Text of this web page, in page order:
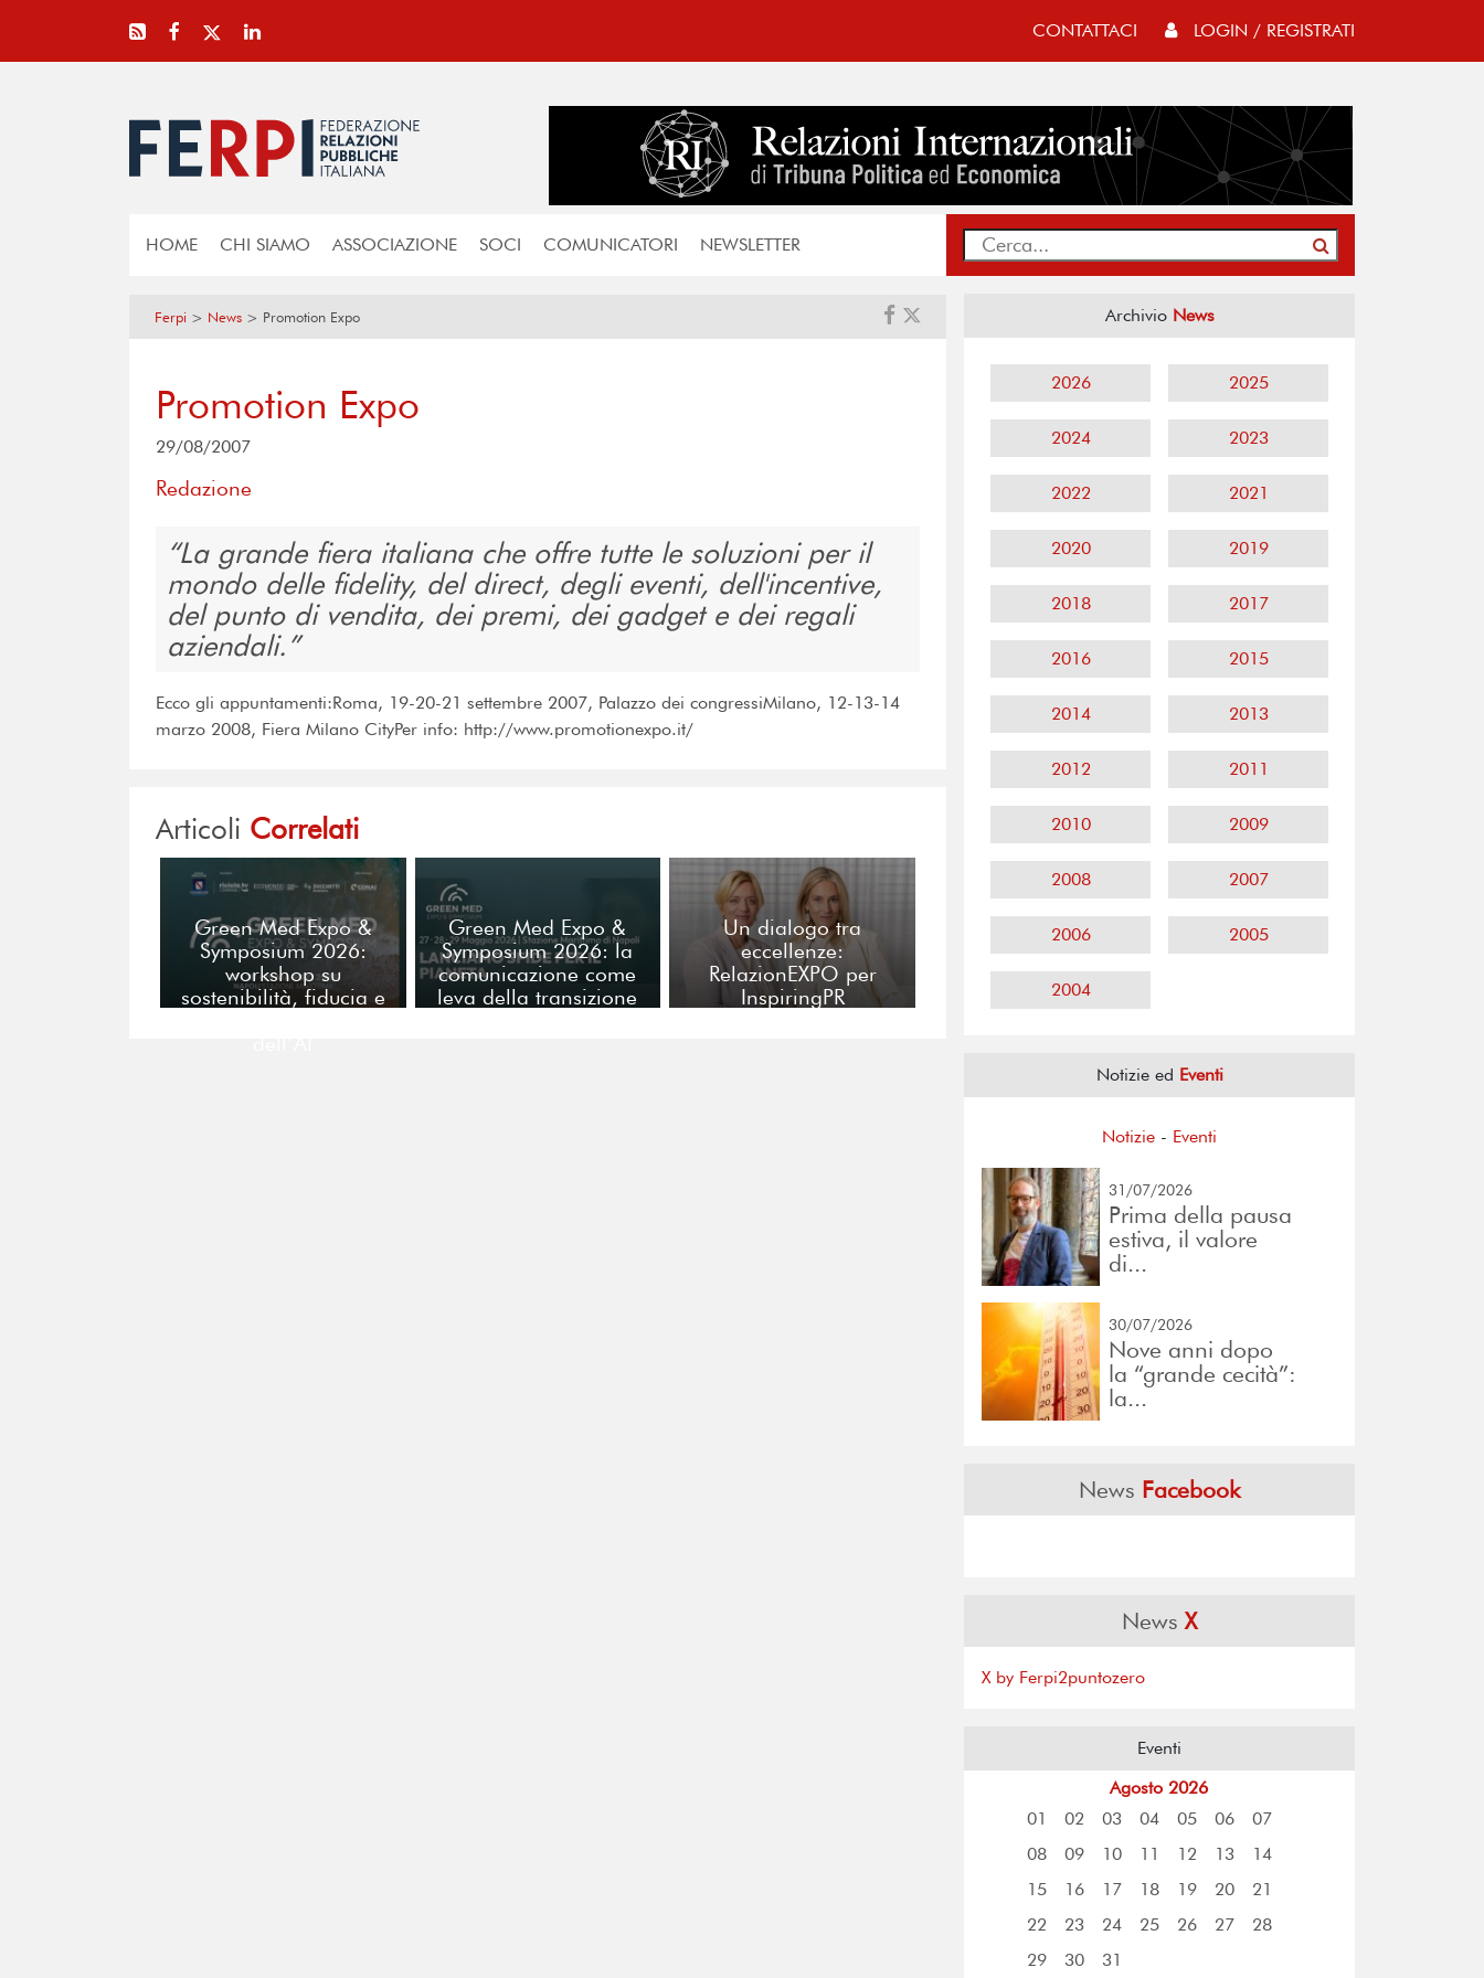
CONTATTACI LOGIN / REGISTRATI
HOME CHI SIAMO ASSOCIAZIONE SOCI COMUNICATORI NEWSLETTER
Ferpi > News > Promotion Expo
Promotion Expo
29/08/2007
Redazione
La grande fiera italiana che offre tutte le soluzioni per il
mondo delle fidelity, del direct, degli eventi, dell'incentive,
del punto di vendita, dei premi, dei gadget e dei regali
aziendali.
Ecco gli appuntamenti:Roma, 19-20-21 settembre 2007, Palazzo dei congressiMilano, 12-13-14
marzo 2008, Fiera Milano CityPer info: http://www.promotionexpo.it/
Articoli Correlati
Green Med Expo &
Symposium 2026:
workshop su
sostenibilità, fiducia e
Green Med Expo &
Symposium 2026: la
comunicazione come
leva della transizione
Un dialogo tra
eccellenze:
RelazionEXPO per
InspiringPR
Archivio News
2026 2025
2024 2023
2022 2021
2020 2019
2018 2017
2016 2015
2014 2013
2012 2011
2010 2009
2008 2007
2006 2005
2004
Notizie ed Eventi
Notizie - Eventi
31/07/2026
Prima della pausa
estiva, il valore
di...
30/07/2026
Nove anni dopo
la “grande cecità”:
la...
News Facebook
NewsX
X by Ferpi2puntozero
Eventi
Agosto 2026
01
02 03 04 05 06
07
08
09 10 11 12 13
14
15
16 17 18 19 20
21
22
23 24 25 26 27
28
29
30 31